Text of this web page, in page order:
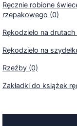
Ręcznie robione
rzepakowego (0)
Rękodzieło na
Rękodzieło na
Rzeźby (0)
Zakładki do książek